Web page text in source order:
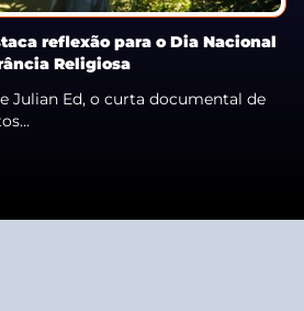
reflexão para o Dia Nacional
Religiosa
Julian Ed, o curta documental de